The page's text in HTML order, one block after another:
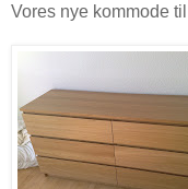
Vores nye kommode